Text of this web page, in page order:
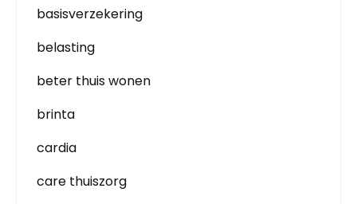
basisverzekering
belasting
beter thuis wonen
brinta
cardia
care thuiszorg